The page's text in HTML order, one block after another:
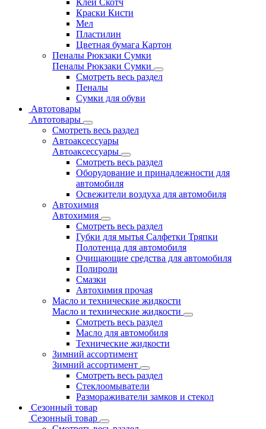
Клей Скотч
Краски Кисти
Мел
Пластилин
Цветная бумага Картон
Пеналы Рюкзаки Сумки
Пеналы Рюкзаки Сумки
Смотреть весь раздел
Пеналы
Сумки для обуви
Автотовары
Автотовары
Смотреть весь раздел
Автоаксессуары
Автоаксессуары
Смотреть весь раздел
Оборудование и принадлежности для
автомобиля
Освежители воздуха для автомобиля
Автохимия
Автохимия
Смотреть весь раздел
Губки для мытья Салфетки Тряпки
Полотенца для автомобиля
Очищающие средства для автомобиля
Полироли
Смазки
Автохимия прочая
Масло и технические жидкости
Масло и технические жидкости
Смотреть весь раздел
Масло для автомобиля
Технические жидкости
Зимний ассортимент
Зимний ассортимент
Смотреть весь раздел
Стеклоомыватели
Размораживатели замков и стекол
Сезонный товар
Сезонный товар